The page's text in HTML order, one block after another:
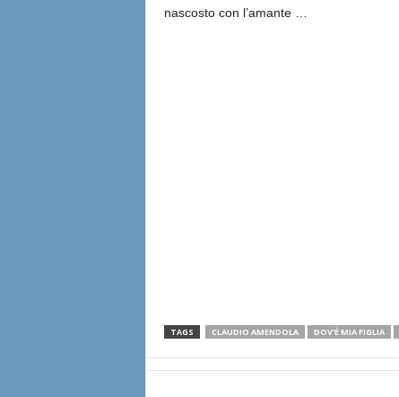
nascosto con l’amante …
TAGS CLAUDIO AMENDOLA DOV'È MIA FIGLIA